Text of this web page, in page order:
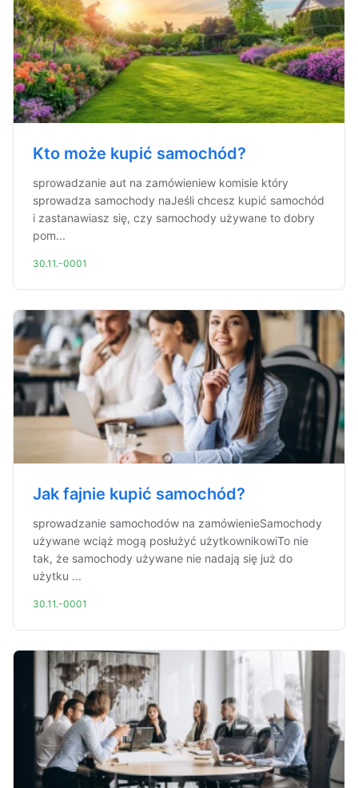
Kto może kupić samochód?
sprowadzanie aut na zamówieniew komisie który
sprowadza samochody naJeśli chcesz kupić samochód
i zastanawiasz się, czy samochody używane to dobry
pom...
30.11.-0001
Jak fajnie kupić samochód?
sprowadzanie samochodów na zamówienieSamochody
używane wciąż mogą posłużyć użytkownikowiTo nie
tak, że samochody używane nie nadają się już do
użytku ...
30.11.-0001